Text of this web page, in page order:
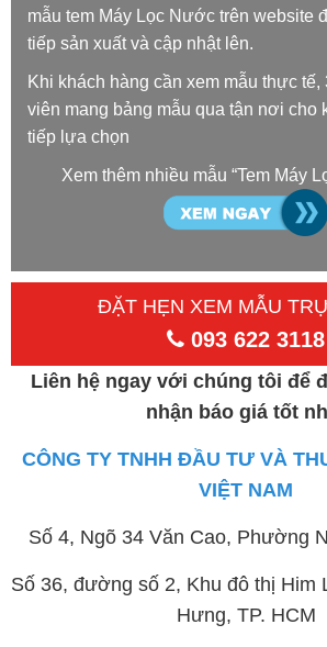
mẫu tem Máy Lọc Nước trên website
tiếp sản xuất và cập nhật lên.
Khi khách hàng cần xem mẫu thực tế,
viên mang bảng mẫu qua tận nơi cho
tiếp lựa chọn
Xem thêm nhiều mẫu “Tem Máy
ĐẶT HẸN XEM MẪU
093 622 3118
Liên hệ ngay với chúng tôi để
nhận báo giá tốt
CÔNG TY TNHH ĐẦU TƯ VÀ
VIỆT NAM
Số 4, Ngõ 34 Văn Cao, Phường
Số 36, đường số 2, Khu đô thị Him
Hưng, TP. HCM